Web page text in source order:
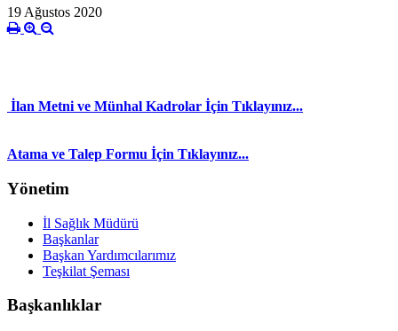
19 Ağustos 2020
İlan Metni ve Münhal Kadrolar İçin Tıklayınız...
Atama ve Talep Formu İçin Tıklayınız...
Yönetim
İl Sağlık Müdürü
Başkanlar
Başkan Yardımcılarımız
Teşkilat Şeması
Başkanlıklar